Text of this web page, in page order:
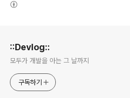
::Devlog::
모두가 개발을 아는 그 날까지
구독하기